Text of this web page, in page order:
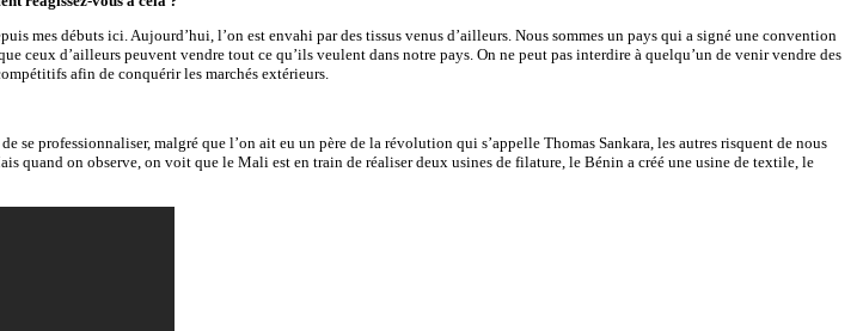
mes débuts ici. Aujourd’hui, l’on est envahi par des tissus venus d’ailleurs. Nous sommes un pays qui a signé une convention
ceux d’ailleurs peuvent vendre tout ce qu’ils veulent dans notre pays. On ne peut pas interdire à quelqu’un de venir vendre des
afin de conquérir les marchés extérieurs.
se professionnaliser, malgré que l’on ait eu un père de la révolution qui s’appelle Thomas Sankara, les autres risquent de nous
quand on observe, on voit que le Mali est en train de réaliser deux usines de filature, le Bénin a créé une usine de textile, le